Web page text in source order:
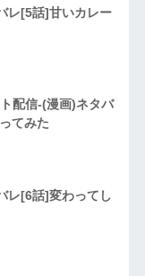
レ[5話]甘いカレー
配信-(漫画)ネタバ
てみた
レ[6話]変わってし